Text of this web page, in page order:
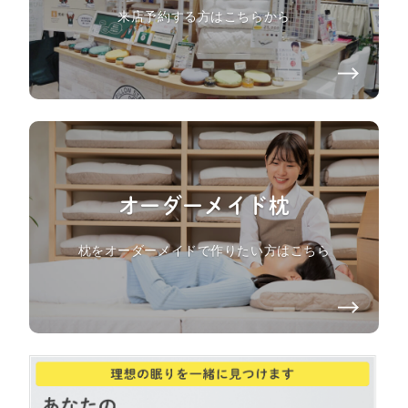
来店予約する方はこちらから
オーダーメイド枕
枕をオーダーメイドで作りたい方はこちら